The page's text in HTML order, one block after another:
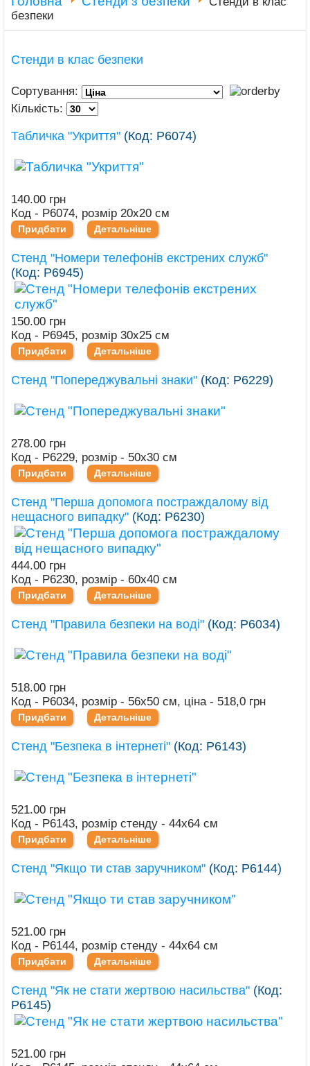
безпеки
Стенди в клас безпеки
Сортування:
Кількість:
Табличка "Укриття" (Код: Р6074)
140.00 грн
Код - Р6074, розмір 20х20 см
Придбати Детальніше
Стенд "Номери телефонів екстрених служб"
(Код: Р6945)
150.00 грн
Код - Р6945, розмір 30х25 см
Придбати Детальніше
Стенд "Попереджувальні знаки" (Код: Р6229)
278.00 грн
Код - Р6229, розмір - 50х30 см
Придбати Детальніше
Стенд "Перша допомога постраждалому від
нещасного випадку" (Код: Р6230)
444.00 грн
Код - Р6230, розмір - 60х40 см
Придбати Детальніше
Стенд "Правила безпеки на воді" (Код: Р6034)
518.00 грн
Код - Р6034, розмір - 56х50 см, ціна - 518,0 грн
Придбати Детальніше
Стенд "Безпека в інтернеті" (Код: Р6143)
521.00 грн
Код - Р6143, розмір стенду - 44х64 см
Придбати Детальніше
Стенд "Якщо ти став заручником" (Код: Р6144)
521.00 грн
Код - Р6144, розмір стенду - 44х64 см
Придбати Детальніше
Стенд "Як не стати жертвою насильства" (Код:
Р6145)
521.00 грн